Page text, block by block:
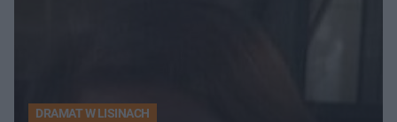
DRAMAT W LISINACH